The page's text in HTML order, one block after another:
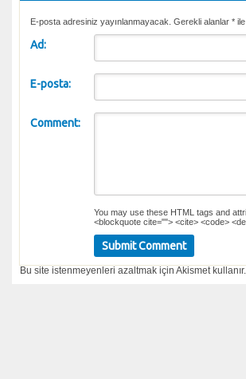
E-posta adresiniz yayınlanmayacak. Gerekli alanlar *
Ad:
E-posta:
Comment:
You may use these HTML tags and
<blockquote cite=""> <cite> <code>
Bu site istenmeyenleri azaltmak için Akismet kullanır.